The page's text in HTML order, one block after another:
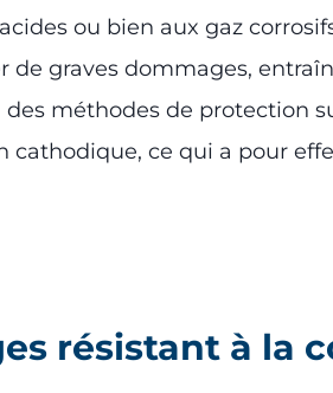
ou bien aux gaz
de graves dommages,
des méthodes de protection
cathodique, ce qui a pour
résistant à la